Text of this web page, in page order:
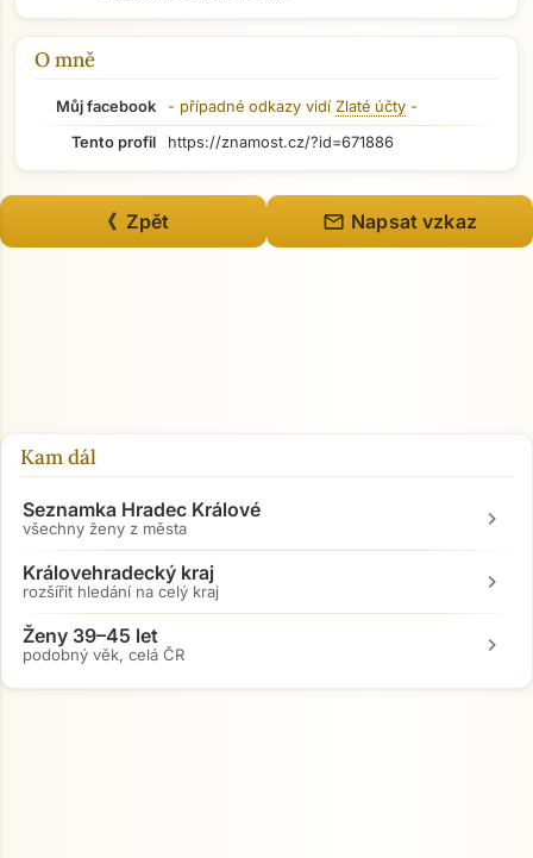
O mně
Můj facebook - případné odkazy vidí Zlaté účty -
Tento profil
https://znamost.cz/?id=671886
《 Zpět mail Napsat vzkaz
Kam dál
Seznamka Hradec Králové
všechny ženy z města chevron_right
Královehradecký kraj
rozšířit hledání na celý kraj chevron_right
Ženy 39–45 let
podobný věk, celá ČR chevron_right